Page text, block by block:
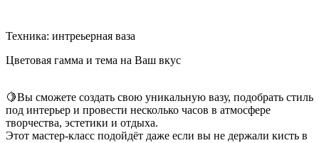
Техника: интреьерная ваза
Цветовая гамма и тема на Ваш вкус
🍋Вы сможете создать свою уникальную вазу, подобрать стиль
под интерьер и провести несколько часов в атмосфере
творчества, эстетики и отдыха.
Этот мастер-класс подойдёт даже если вы не держали кисть в